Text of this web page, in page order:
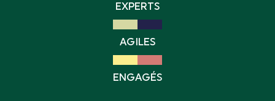
EXPERTS
AGILES
ENGAGÉS